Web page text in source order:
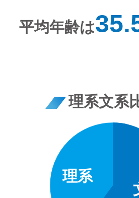
平均年齢は
理系文系
理系